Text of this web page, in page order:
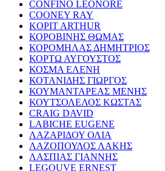
CONFINO LEONORE
COONEY RAY
KOPIT ARTHUR
ΚΟΡΟΒΙΝΗΣ ΘΩΜΑΣ
ΚΟΡΟΜΗΛΑΣ ΔΗΜΗΤΡΙΟΣ
ΚΟΡΤΩ ΑΥΓΟΥΣΤΟΣ
ΚΟΣΜΑ ΕΛΕΝΗ
ΚΟΤΑΝΙΔΗΣ ΓΙΩΡΓΟΣ
ΚΟΥΜΑΝΤΑΡΕΑΣ ΜΕΝΗΣ
ΚΟΥΤΣΟΛΕΛΟΣ ΚΩΣΤΑΣ
CRAIG DAVID
LABICHE EUGENE
ΛΑΖΑΡΙΔΟΥ ΟΛΙΑ
ΛΑΖΟΠΟΥΛΟΣ ΛΑΚΗΣ
ΛΑΣΠΙΑΣ ΓΙΑΝΝΗΣ
LEGOUVE ERNEST